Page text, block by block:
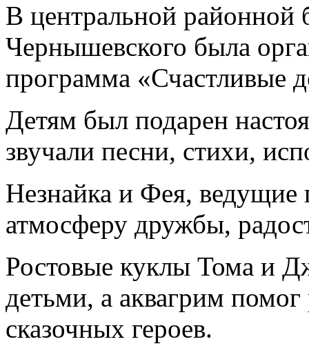
В центральной районной
Чернышевского была
программа «Счастливые
Детям был подарен
звучали песни, стихи,
Незнайка и Фея, ведущие
атмосферу дружбы,
Ростовые куклы Тома и
детьми, а аквагрим помог
сказочных героев.